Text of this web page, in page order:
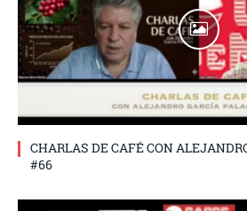
CHARLAS DE CAFÉ CON
#66